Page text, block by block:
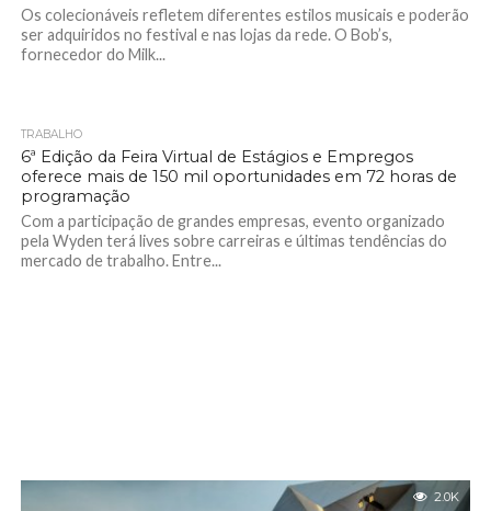
Os colecionáveis refletem diferentes estilos musicais e poderão
ser adquiridos no festival e nas lojas da rede. O Bob’s,
fornecedor do Milk...
TRABALHO
6ª Edição da Feira Virtual de Estágios e Empregos
oferece mais de 150 mil oportunidades em 72 horas de
programação
Com a participação de grandes empresas, evento organizado
pela Wyden terá lives sobre carreiras e últimas tendências do
mercado de trabalho. Entre...
2.0K